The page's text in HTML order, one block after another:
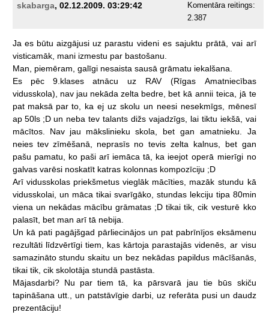
skabarga, 02.12.2009. 03:29:42
Komentāra reitings:
2.387
Ja es būtu aizgājusi uz parastu videni es sajuktu prātā, vai arī
visticamāk, mani izmestu par bastošanu.
Man,
piemēram, galīgi nesaista sausā grāmatu iekalšana.
Es
pēc 9.klases atnācu uz RAV (Rīgas
Amatniecības
vidusskola),
nav jau nekāda zelta bedre, bet kā annii teica, jā te
pat maksā par to, ka ej uz skolu un neesi nesekmīgs,
mēnesī
ap 50ls ;D un neba tev talants dižs vajadzīgs, lai tiktu iekšā,
vai
mācītos.
Nav jau mākslinieku skola, bet gan amatnieku.
Ja
neies tev zīmēšanā, neprasīs no tevis zelta kalnus, bet gan
pašu pamatu, ko paši arī iemāca tā, ka ieejot operā mierīgi no
galvas varēsi noskatīt katras kolonnas kompozīciju ;D
Arī vidusskolas priekšmetus vieglāk mācīties, mazāk stundu kā
vidusskolai, un māca tikai svarīgāko, stundas lekciju tipa 80min
viena un nekādas mācību grāmatas ;D tikai tik, cik vesturē kko
palasīt, bet man arī tā nebija.
Un kā pati pagājšgad pārliecinājos un pat pabrīnījos eksāmenu
rezultāti līdzvērtīgi tiem, kas kārtoja parastajās videnēs, ar visu
samazināto stundu skaitu un bez nekādas papildus mācīšanās,
tikai tik, cik skolotāja stundā pastāsta.
Mājasdarbi? Nu par tiem tā, ka pārsvarā jau tie būs skiču
tapināšana utt., un patstāvīgie darbi, uz referāta pusi un daudz
prezentāciju!